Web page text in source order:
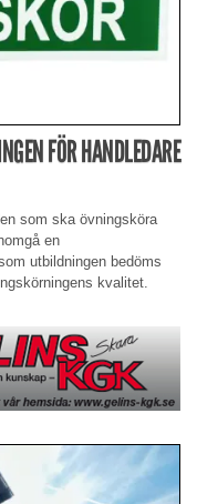
FÖR HANDLEDARE
som ska övningsköra
en
utbildningen bedöms
kvalitet.